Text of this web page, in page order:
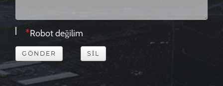
Robot değilim
GÖNDER SIL